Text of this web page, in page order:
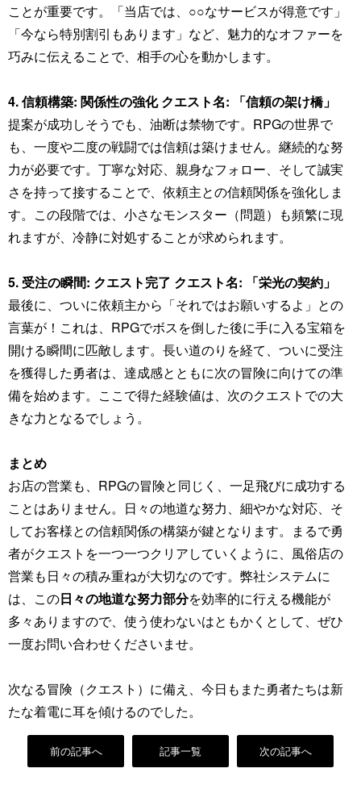
ことが重要です。「当店では、○○なサービスが得意です」
「今なら特別割引もあります」など、魅力的なオファーを
巧みに伝えることで、相手の心を動かします。
4. 信頼構築: 関係性の強化 クエスト名: 「信頼の架け橋」
提案が成功しそうでも、油断は禁物です。RPGの世界で
も、一度や二度の戦闘では信頼は築けません。継続的な努
力が必要です。丁寧な対応、親身なフォロー、そして誠実
さを持って接することで、依頼主との信頼関係を強化しま
す。この段階では、小さなモンスター（問題）も頻繁に現
れますが、冷静に対処することが求められます。
5. 受注の瞬間: クエスト完了 クエスト名: 「栄光の契約」
最後に、ついに依頼主から「それではお願いするよ」との
言葉が！これは、RPGでボスを倒した後に手に入る宝箱を
開ける瞬間に匹敵します。長い道のりを経て、ついに受注
を獲得した勇者は、達成感とともに次の冒険に向けての準
備を始めます。ここで得た経験値は、次のクエストでの大
きな力となるでしょう。
まとめ
お店の営業も、RPGの冒険と同じく、一足飛びに成功する
ことはありません。日々の地道な努力、細やかな対応、そ
してお客様との信頼関係の構築が鍵となります。まるで勇
者がクエストを一つ一つクリアしていくように、風俗店の
営業も日々の積み重ねが大切なのです。弊社システムに
は、この日々の地道な努力部分を効率的に行える機能が
多々ありますので、使う使わないはともかくとして、ぜひ
一度お問い合わせくださいませ。
次なる冒険（クエスト）に備え、今日もまた勇者たちは新
たな着電に耳を傾けるのでした。
前の記事へ 記事一覧 次の記事へ